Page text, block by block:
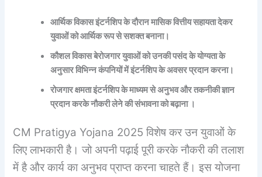
आर्थिक विकास इंटर्नशिप के दौरान मासिक वित्तीय सहायता देकर
युवाओं को आर्थिक रूप से सशक्त बनाना।
कौशल विकास बेरोजगार युवाओं को उनकी पसंद के योग्यता के
अनुसार विभिन्न कंपनियों में इंटर्नशिप के अवसर प्रदान करना।
रोजगार क्षमता इंटर्नशिप के माध्यम से अनुभव और तकनीकी ज्ञान
प्रदान करके नौकरी लेने की संभावना को बढ़ाना ।
CM Pratigya Yojana 2025 विशेष कर उन युवाओं के
लिए लाभकारी है। जो अपनी पढ़ाई पूरी करके नौकरी की तलाश
में है और कार्य का अनुभव प्राप्त करना चाहते हैं। इस योजना